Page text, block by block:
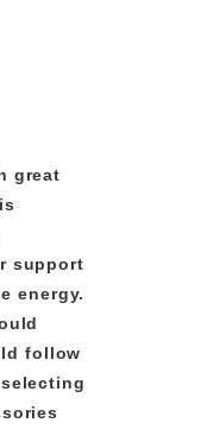
great
support
energy.
follow